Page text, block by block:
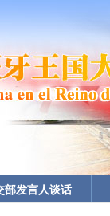
部发言人谈话